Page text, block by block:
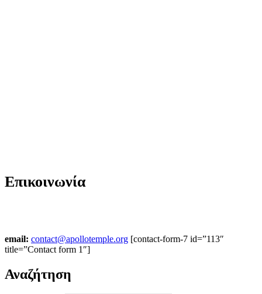
Επικοινωνία
email: contact@apollotemple.org [contact-form-7 id=”113″
title=”Contact form 1″]
Αναζήτηση